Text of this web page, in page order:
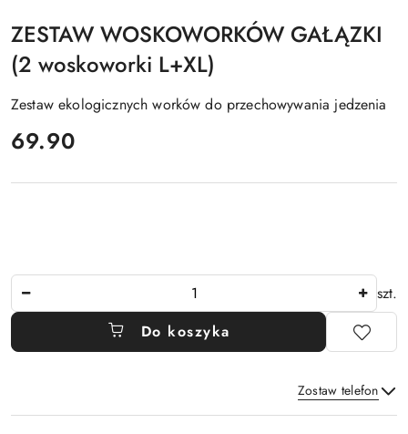
ZESTAW WOSKOWORKÓW GAŁĄZKI
(2 woskoworki L+XL)
Zestaw ekologicznych worków do przechowywania jedzenia
cena:
69.90
szt.
Do koszyka
Zostaw telefon